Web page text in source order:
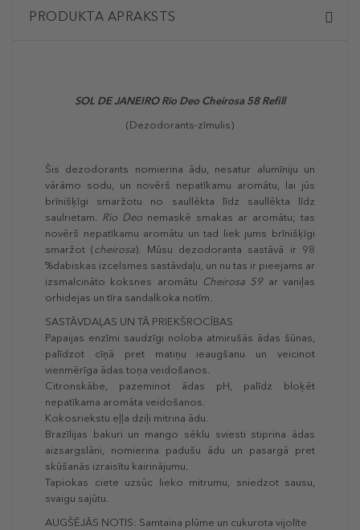
PRODUKTA APRAKSTS
SOL DE JANEIRO Rio Deo Cheirosa 58 Refill
(Dezodorants-zīmulis)
Šis dezodorants nomierina ādu, nesatur alumīniju un
vārāmo sodu, un novērš nepatīkamu aromātu, lai jūs
brīnišķīgi smaržotu no saullēkta līdz saullēkta līdz
saulrietam. Rio Deo nemaskē smakas ar aromātu; tas
novērš nepatīkamu aromātu un tad liek jums brīnišķīgi
smaržot (cheirosa). Mūsu dezodoranta sastāvā ir 98
%dabiskas izcelsmes sastāvdaļu, un nu tas ir pieejams ar
izsmalcināto koksnes aromātu Cheirosa 59ar vaniļas
orhidejas un tīra sandalkoka notīm.
SASTĀVDAĻAS UN TĀ PRIEKŠROCĪBAS
Papaijas enzīmi saudzīgi noloba atmirušās ādas šūnas,
palīdzot cīņā pret matiņu ieaugšanu un veicinot
vienmērīga ādas toņa veidošanos.
Citronskābe, pazeminot ādas pH, palīdz bloķēt
nepatīkama aromāta veidošanos.
Kokosriekstu eļļa dziļi mitrina ādu.
Brazīlijas bakuri un mango sēklu sviesti stiprina ādas
aizsargslāni, nomierina padušu ādu un pasargā pret
skūšanās izraisītu kairinājumu.
Tapiokas ciete uzsūc lieko mitrumu, sniedzot sausu,
svaigu sajūtu.
AUGŠĒJĀS NOTIS: Samtaina plūme un cukurota vijolīte